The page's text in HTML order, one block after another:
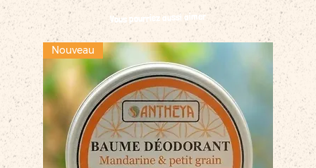
Vous pourriez aussi aimer
Nouveau